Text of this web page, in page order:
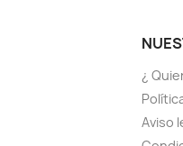
¿
Aviso